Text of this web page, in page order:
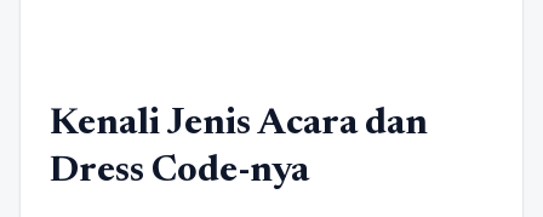
Kenali Jenis Acara dan
Dress Code-nya